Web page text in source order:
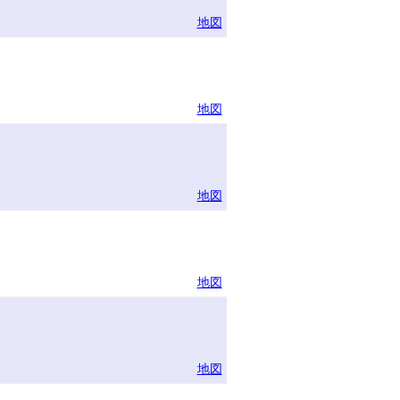
地図
地図
地図
地図
地図